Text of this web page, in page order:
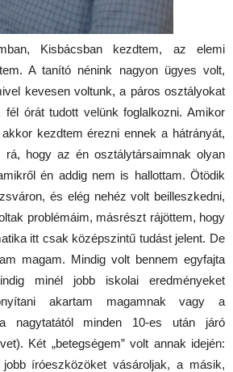
Kisbácsban kezdtem, az elemi
A tanító nénink nagyon ügyes volt,
kevesen voltunk, a páros osztályokat
órát tudott velünk foglalkozni. Amikor
kezdtem érezni ennek a hátrányát,
rá, hogy az én osztálytársaimnak olyan
én addig nem is hallottam. Ötödik
és elég nehéz volt beilleszkedni,
problémáim, másrészt rájöttem, hogy
itt csak középszintű tudást jelent. De
magam. Mindig volt bennem egyfajta
minél jobb iskolai eredményeket
akartam magamnak vagy a
nagytatától minden 10-es után járó
Két „betegségem” volt annak idején:
íróeszközöket vásároljak, a másik,